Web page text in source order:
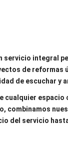
servicio integral
de reformas
de escuchar
combinamos
del servicio